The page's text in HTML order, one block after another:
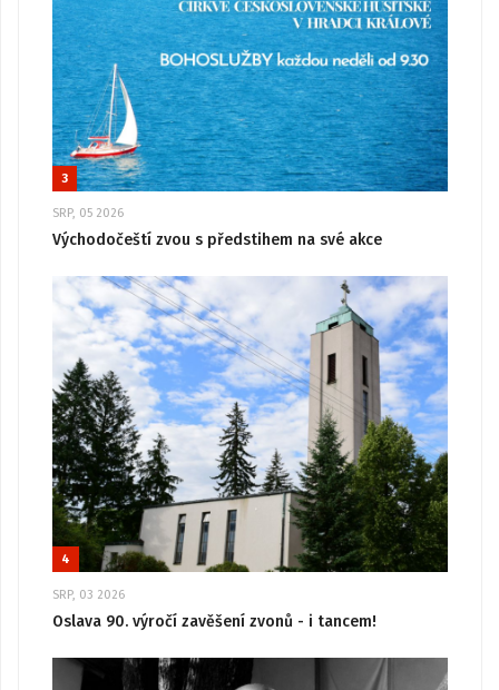
3
SRP, 05 2026
Východočeští zvou s předstihem na své akce
4
SRP, 03 2026
Oslava 90. výročí zavěšení zvonů - i tancem!